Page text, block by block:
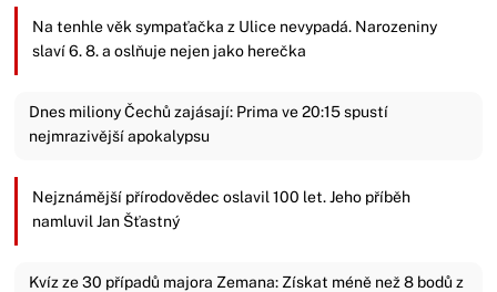
Na tenhle věk sympaťačka z Ulice nevypadá. Narozeniny
slaví 6. 8. a oslňuje nejen jako herečka
Dnes miliony Čechů zajásají: Prima ve 20:15 spustí
nejmrazivější apokalypsu
Nejznámější přírodovědec oslavil 100 let. Jeho příběh
namluvil Jan Šťastný
Kvíz ze 30 případů majora Zemana: Získat méně než 8 bodů z